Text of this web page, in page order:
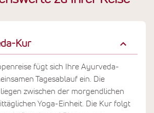
Kur
fügt sich Ihre Ayurveda-
Tagesablauf ein. Die
zwischen der morgendlichen
Yoga-Einheit. Die Kur folgt